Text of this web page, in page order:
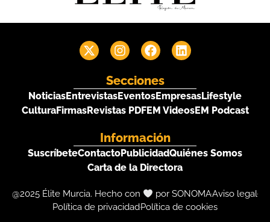
Secciones
NoticiasEntrevistasEventosEmpresasLifestyle
CulturaFirmasRevistas PDFEM VideosEM Podcast
Información
SuscríbeteContactoPublicidadQuiénes Somos
Carta de la Directora
@2025 Élite Murcia. Hecho con por SONOMAAviso legal
Política de privacidadPolítica de cookies